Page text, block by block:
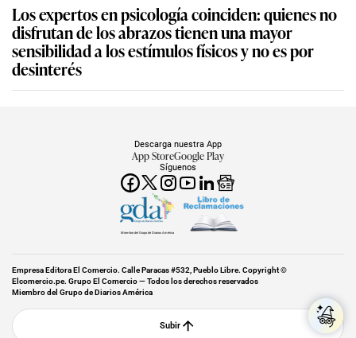
Los expertos en psicología coinciden: quienes no
disfrutan de los abrazos tienen una mayor
sensibilidad a los estímulos físicos y no es por
desinterés
Síguenos
Descarga nuestra App
App StoreGoogle Play
Miembro del Grupo de Diarios América
Empresa Editora El Comercio. Calle Paracas #532, Pueblo Libre. Copyright ©
Elcomercio.pe. Grupo El Comercio — Todos los derechos reservados
Miembro del Grupo de Diarios América
Subir